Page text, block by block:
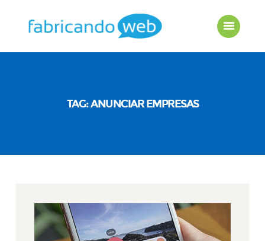
TAG: ANUNCIAR EMPRESAS
Agência
Orçamento